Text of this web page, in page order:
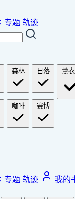
专题 轨迹
森林 日落 薰
咖啡 赛博
专题 轨迹
我的